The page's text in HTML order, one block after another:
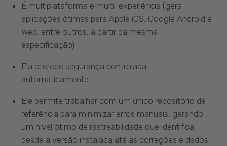
É multiplataforma e multi-experiência (gera
aplicações ótimas para Apple iOS, Google Android e
Web, entre outros, a partir da mesma
especificação).
Ela oferece segurança controlada
automaticamente.
Ele permite trabalhar com um único repositório de
referência para minimizar erros manuais, gerando
um nível ótimo de rastreabilidade que identifica
desde a versão instalada até as correções e dados